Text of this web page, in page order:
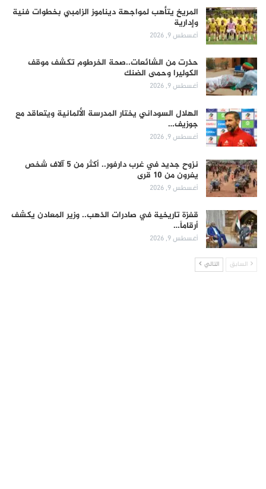
المريخ يتأهب لمواجهة ديناموز الزامبي بخطوات فنية
وإدارية
أغسطس 9, 2026
حذرت من الشائعات..صحة الخرطوم تكشف موقف
الكوليرا وحمى الضنك
أغسطس 9, 2026
الهلال السوداني يختار المدرسة الألمانية ويتعاقد مع
جوزيف…
أغسطس 9, 2026
نزوح جديد في غرب دارفور.. أكثر من 5 آلاف شخص
يفرون من 10 قرى
أغسطس 9, 2026
قفزة تاريخية في صادرات الذهب.. وزير المعادن يكشف
أرقاماً…
أغسطس 9, 2026
السابق التالي